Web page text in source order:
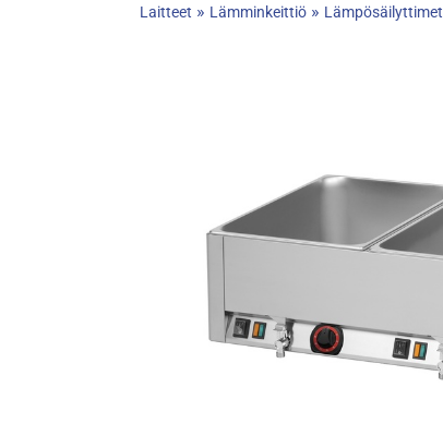
Laitteet » Lämminkeittiö» Lämpösäilyttimet